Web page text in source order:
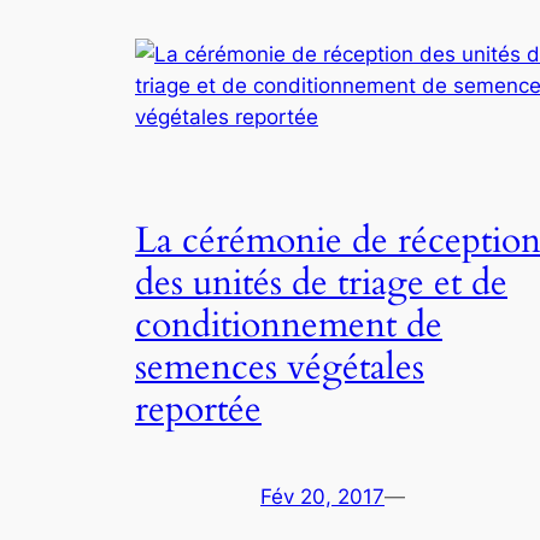
La cérémonie de réception
des unités de triage et de
conditionnement de
semences végétales
reportée
Fév 20, 2017—